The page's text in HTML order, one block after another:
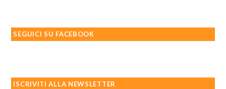
SEGUICI SU FACEBOOK
ISCRIVITI ALLA NEWSLETTER